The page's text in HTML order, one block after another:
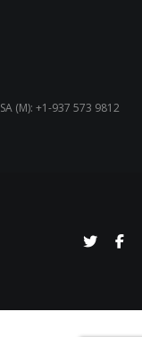
(M): +1-937 573 9812